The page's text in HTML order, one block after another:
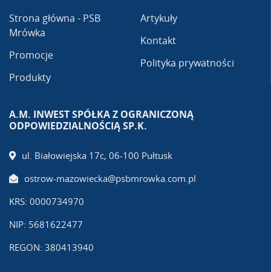
Strona główna - PSB
Mrówka
Promocje
Produkty
Artykuły
Kontakt
Polityka prywatności
A.M. INWEST SPÓŁKA Z OGRANICZONĄ
ODPOWIEDZIALNOŚCIĄ SP.K.
ul. Białowiejska 17c, 06-100 Pułtusk
ostrow-mazowiecka@psbmrowka.com.pl
KRS: 0000734970
NIP: 5681622477
REGON: 380413940